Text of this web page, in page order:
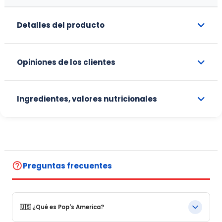
Detalles del producto
Opiniones de los clientes
Ingredientes, valores nutricionales
help_outlinePreguntas frecuentes
🇺🇸 ¿Qué es Pop's America?